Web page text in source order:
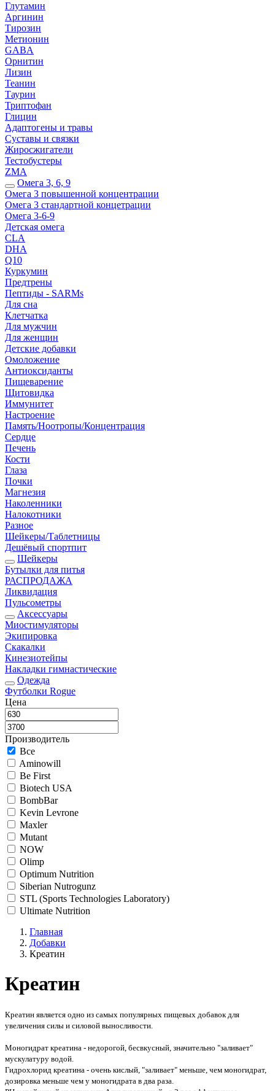
Глутамин
Аргинин
Тирозин
Метионин
GABA
Орнитин
Лизин
Теанин
Таурин
Триптофан
Глицин
Адаптогены и травы
Суставы и связки
Жиросжигатели
Тестобустеры
ZMA
Омега 3, 6, 9
Омега 3 повышенной концентрации
Омега 3 стандартной концетрации
Омега 3-6-9
Детская омега
CLA
DHA
Q10
Куркумин
Предтрены
Пептиды - SARMs
Для сна
Клетчатка
Для мужчин
Для женщин
Детские добавки
Омоложение
Антиоксиданты
Пищеварение
Щитовидка
Иммунитет
Настроение
Память/Ноотропы/Концентрация
Сердце
Печень
Кости
Глаза
Почки
Магнезия
Наколенники
Налокотники
Разное
Шейкеры/Таблетницы
Дешёвый спортпит
Шейкеры
Бутылки для питья
РАСПРОДАЖА
Ликвидация
Пульсометры
Аксессуары
Миостимуляторы
Экипировка
Скакалки
Кинезиотейпы
Накладки гимнастические
Одежда
Футболки Rogue
Цена
Производитель
Все
Aminowill
Be First
Biotech USA
BombBar
Kevin Levrone
Maxler
Mutant
NOW
Olimp
Optimum Nutrition
Siberian Nutrogunz
STL (Sports Technologies Laboratory)
Ultimate Nutrition
Главная
Добавки
Креатин
Креатин
Креатин является одно из самых популярных пищевых добавок для
увеличения силы и силовой выносливости.
Моногидрат креатина - недорогой, бесвкусный, значительно "заливает"
мускулатуру водой.
Гидрохлорид креатина - очень кислый, "заливает" меньше, чем моногидрат,
дозировка меньше чем у моногидрата в два раза.